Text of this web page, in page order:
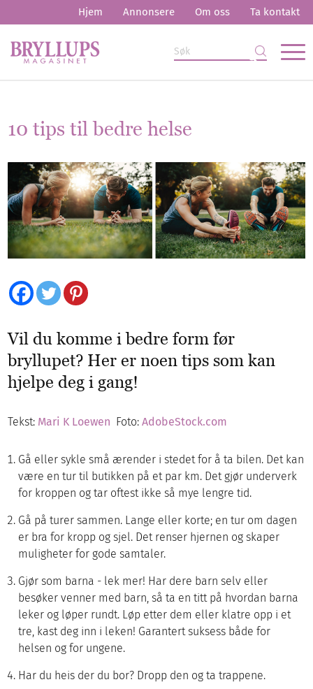
Hjem Annonsere Om oss Ta kontakt
10 tips til bedre helse
Vil du komme i bedre form før
bryllupet? Her er noen tips som kan
hjelpe deg i gang!
Tekst: Mari K Loewen Foto:AdobeStock.com
Gå eller sykle små ærender i stedet for å ta bilen. Det kan
være en tur til butikken på et par km. Det gjør underverk
for kroppen og tar oftest ikke så mye lengre tid.
Gå på turer sammen. Lange eller korte; en tur om dagen
er bra for kropp og sjel. Det renser hjernen og skaper
muligheter for gode samtaler.
Gjør som barna - lek mer! Har dere barn selv eller
besøker venner med barn, så ta en titt på hvordan barna
leker og løper rundt. Løp etter dem eller klatre opp i et
tre, kast deg inn i leken! Garantert suksess både for
helsen og for ungene.
Har du heis der du bor? Dropp den og ta trappene.